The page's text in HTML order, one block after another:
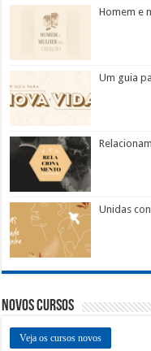
Homem e
Um guia
Unidas
Novos Cursos
Veja os cursos novos